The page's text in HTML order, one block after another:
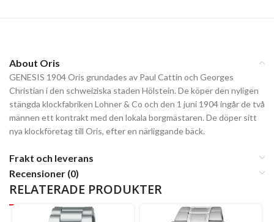
About Oris
GENESIS 1904 Oris grundades av Paul Cattin och Georges
Christian i den schweiziska staden Hölstein. De köper den nyligen
stängda klockfabriken Lohner & Co och den 1 juni 1904 ingår de två
männen ett kontrakt med den lokala borgmästaren. De döper sitt
nya klockföretag till Oris, efter en närliggande bäck.
Frakt och leverans
Recensioner (0)
RELATERADE PRODUKTER